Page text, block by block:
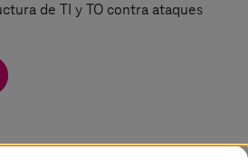
de TI y TO contra ataques